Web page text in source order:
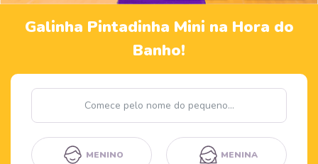
Galinha Pintadinha Mini na Hora do
Banho!
Nome
MENINO MENINA